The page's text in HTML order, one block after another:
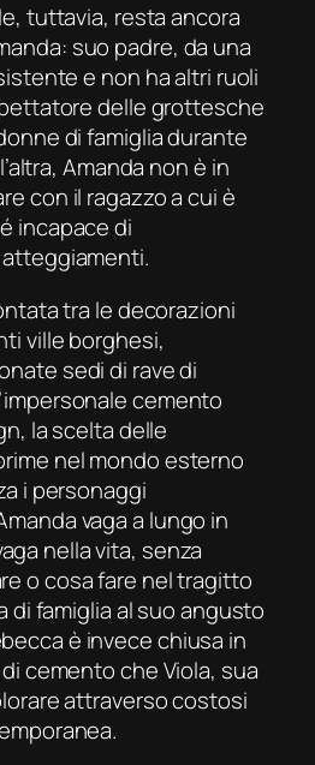
tuttavia, resta ancora
suo padre, da una
e non ha altri ruoli
delle grottesche
di famiglia durante
Amanda non è in
con il ragazzo a cui è
incapace di
tra le decorazioni
ville borghesi,
sedi di rave di
cemento
la scelta delle
nel mondo esterno
i personaggi
vaga a lungo in
nella vita, senza
o cosa fare nel tragitto
di famiglia al suo angusto
è invece chiusa in
cemento che Viola, sua
attraverso costosi